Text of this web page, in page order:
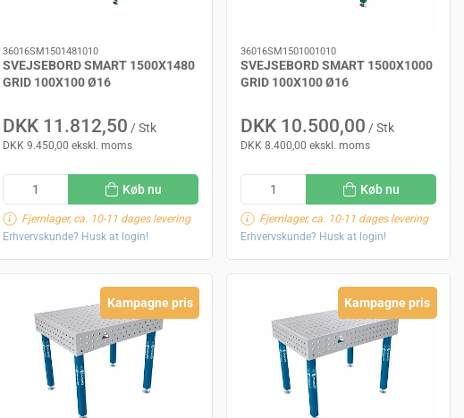
36016SM1501481010
SVEJSEBORD SMART 1500X1480
GRID 100X100 Ø16
DKK 11.812,50 / Stk
DKK 9.450,00 ekskl. moms
Køb nu
Fjernlager, ca. 10-11 dages levering
Erhvervskunde? Husk at login!
36016SM1501001010
SVEJSEBORD SMART 1500X1000
GRID 100X100 Ø16
DKK 10.500,00 / Stk
DKK 8.400,00 ekskl. moms
Køb nu
Fjernlager, ca. 10-11 dages levering
Erhvervskunde? Husk at login!
Kampagne pris Kampagne pris